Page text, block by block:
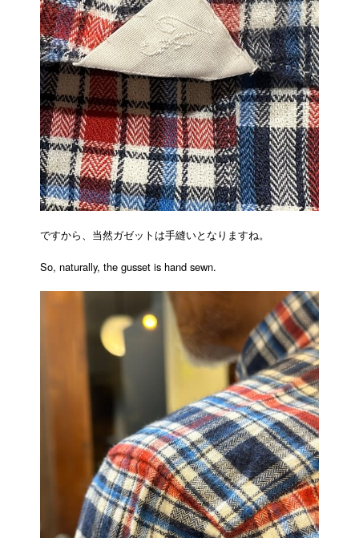
ですから、当然ガゼットは手縫いとなりますね。
So, naturally, the gusset is hand sewn.